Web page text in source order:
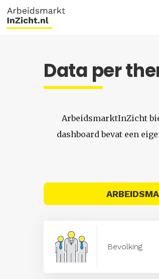
Data per
ArbeidsmarktInZicht
dashboard bevat een
Bevolking